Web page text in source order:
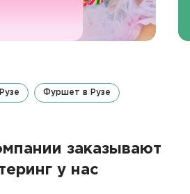
Фуршет в Рузе
заказывают
у нас